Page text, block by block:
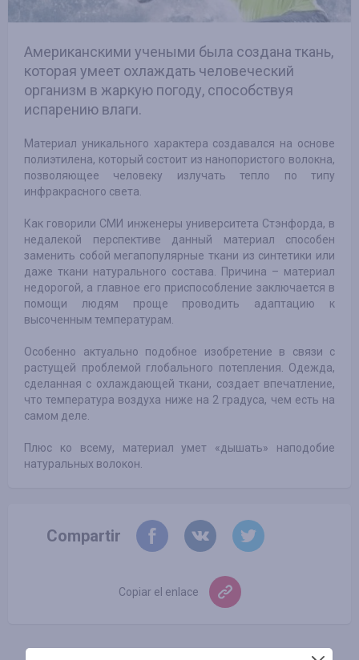
Американскими учеными была создана ткань,
которая умеет охлаждать человеческий
организм в жаркую погоду, способствуя
испарению влаги.
Материал уникального характера создавался на основе
полиэтилена, который состоит из нанопористого волокна,
позволяющее человеку излучать тепло по типу
инфракрасного света.
Как говорили СМИ инженеры университета Стэнфорда, в
недалекой перспективе данный материал способен
заменить собой мегапопулярные ткани из синтетики или
даже ткани натурального состава. Причина – материал
недорогой, а главное его приспособление заключается в
помощи людям проще проводить адаптацию к
высоченным температурам.
Особенно актуально подобное изобретение в связи с
растущей проблемой глобального потепления. Одежда,
сделанная с охлаждающей ткани, создает впечатление,
что температура воздуха ниже на 2 градуса, чем есть на
самом деле.
Плюс ко всему, материал умет «дышать» наподобие
натуральных волокон.
Compartir
Copiar el enlace